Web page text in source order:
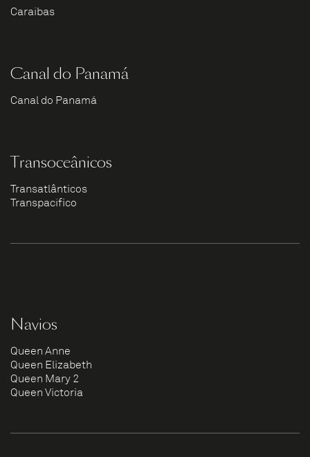
Caraíbas
Canal do Panamá
Canal do Panamá
Transoceânicos
Transatlânticos
Transpacífico
Navios
Queen Anne
Queen Elizabeth
Queen Mary 2
Queen Victoria